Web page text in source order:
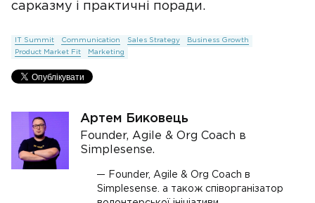
сарказму і практичні поради.
IT Summit Communication Sales Strategy
Business Growth
Product Market Fit
Marketing
Артем Биковець
Founder, Agile & Org Coach в
Simplesense.
Founder, Agile & Org Coach в
Simplesense. а також співорганізатор